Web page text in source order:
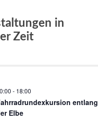
in
Zeit
- 18:00
entlang
Elbe